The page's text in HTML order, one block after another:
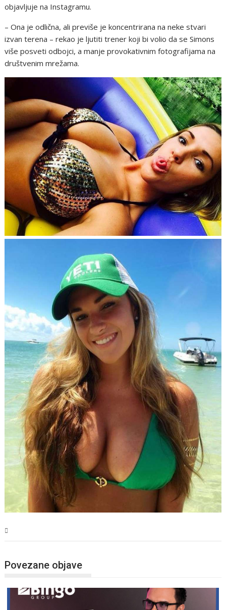
objavljuje na Instagramu.
– Ona je odlična, ali previše je koncentrirana na neke stvari
izvan terena – rekao je ljutiti trener koji bi volio da se Simons
više posveti odbojci, a manje provokativnim fotografijama na
društvenim mrežama.
Povezane objave